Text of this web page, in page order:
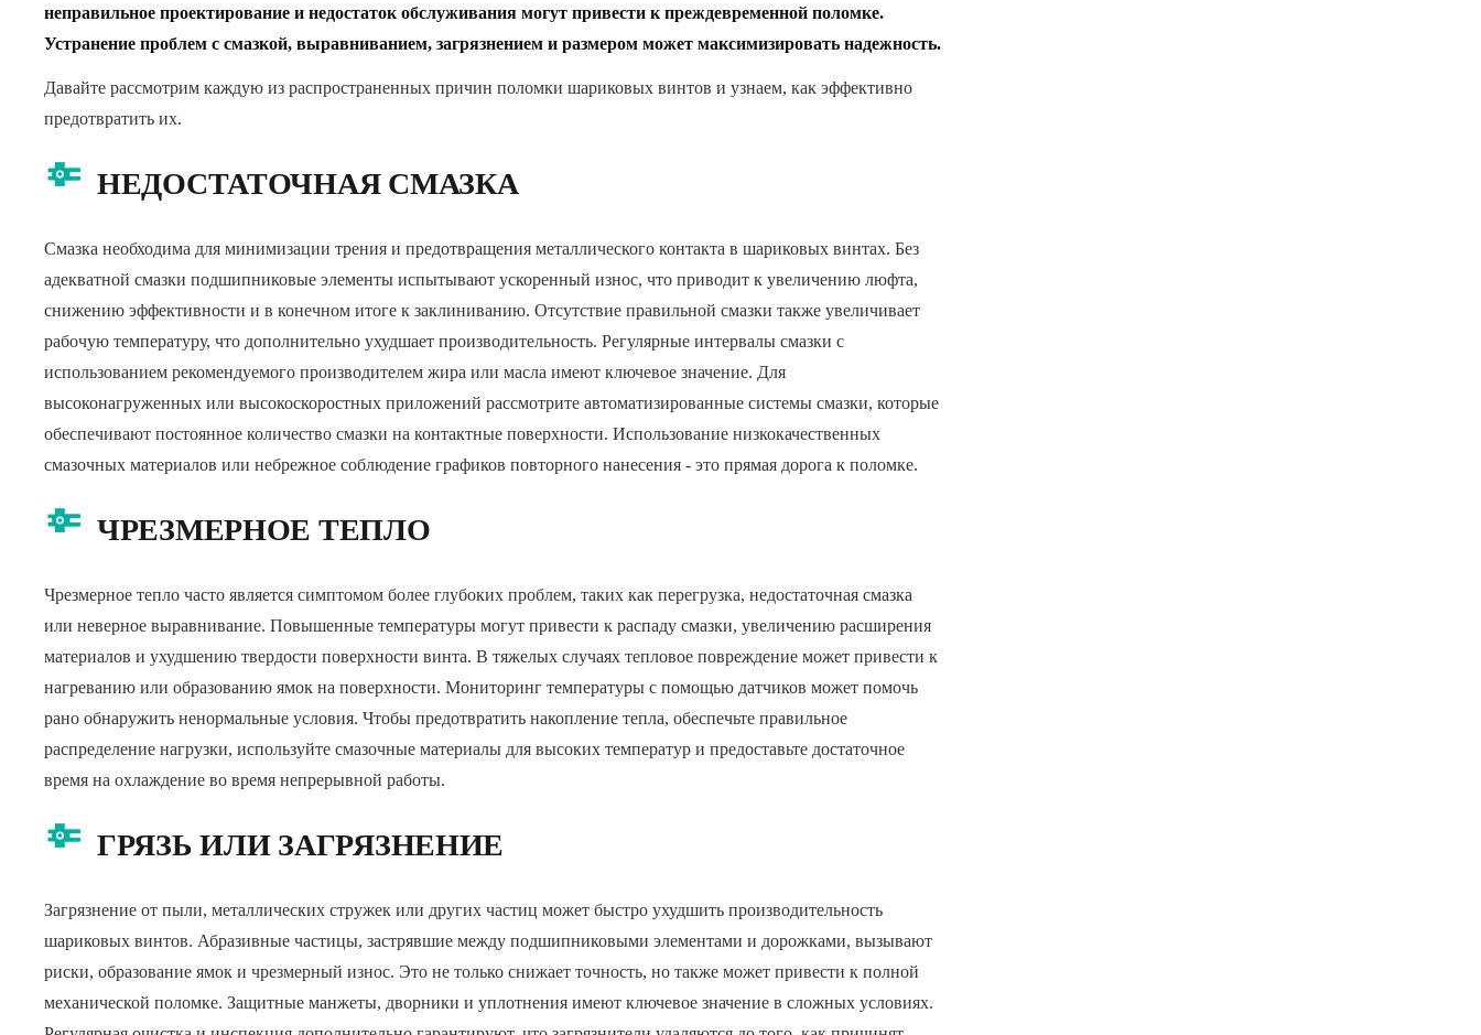
неправильное проектирование и недостаток обслуживания могут привести к преждевременной поломке.
Устранение проблем с смазкой, выравниванием, загрязнением и размером может максимизировать надежность.
Давайте рассмотрим каждую из распространенных причин поломки шариковых винтов и узнаем, как эффективно
предотвратить их.
НЕДОСТАТОЧНАЯ СМАЗКА
Смазка необходима для минимизации трения и предотвращения металлического контакта в шариковых винтах. Без
адекватной смазки подшипниковые элементы испытывают ускоренный износ, что приводит к увеличению люфта,
снижению эффективности и в конечном итоге к заклиниванию. Отсутствие правильной смазки также увеличивает
рабочую температуру, что дополнительно ухудшает производительность. Регулярные интервалы смазки с
использованием рекомендуемого производителем жира или масла имеют ключевое значение. Для
высоконагруженных или высокоскоростных приложений рассмотрите автоматизированные системы смазки, которые
обеспечивают постоянное количество смазки на контактные поверхности. Использование низкокачественных
смазочных материалов или небрежное соблюдение графиков повторного нанесения - это прямая дорога к поломке.
ЧРЕЗМЕРНОЕ ТЕПЛО
Чрезмерное тепло часто является симптомом более глубоких проблем, таких как перегрузка, недостаточная смазка
или неверное выравнивание. Повышенные температуры могут привести к распаду смазки, увеличению расширения
материалов и ухудшению твердости поверхности винта. В тяжелых случаях тепловое повреждение может привести к
нагреванию или образованию ямок на поверхности. Мониторинг температуры с помощью датчиков может помочь
рано обнаружить ненормальные условия. Чтобы предотвратить накопление тепла, обеспечьте правильное
распределение нагрузки, используйте смазочные материалы для высоких температур и предоставьте достаточное
время на охлаждение во время непрерывной работы.
ГРЯЗЬ ИЛИ ЗАГРЯЗНЕНИЕ
Загрязнение от пыли, металлических стружек или других частиц может быстро ухудшить производительность
шариковых винтов. Абразивные частицы, застрявшие между подшипниковыми элементами и дорожками, вызывают
риски, образование ямок и чрезмерный износ. Это не только снижает точность, но также может привести к полной
механической поломке. Защитные манжеты, дворники и уплотнения имеют ключевое значение в сложных условиях.